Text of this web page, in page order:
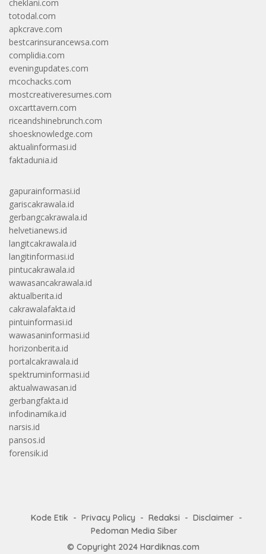
cheklani.com
totodal.com
apkcrave.com
bestcarinsurancewsa.com
complidia.com
eveningupdates.com
mcochacks.com
mostcreativeresumes.com
oxcarttavern.com
riceandshinebrunch.com
shoesknowledge.com
aktualinformasi.id
faktadunia.id
gapurainformasi.id
gariscakrawala.id
gerbangcakrawala.id
helvetianews.id
langitcakrawala.id
langitinformasi.id
pintucakrawala.id
wawasancakrawala.id
aktualberita.id
cakrawalafakta.id
pintuinformasi.id
wawasaninformasi.id
horizonberita.id
portalcakrawala.id
spektruminformasi.id
aktualwawasan.id
gerbangfakta.id
infodinamika.id
narsis.id
pansos.id
forensik.id
Kode Etik Privacy Policy Redaksi
Disclaimer
Pedoman Media Siber
© Copyright 2024 Hardiknas.com